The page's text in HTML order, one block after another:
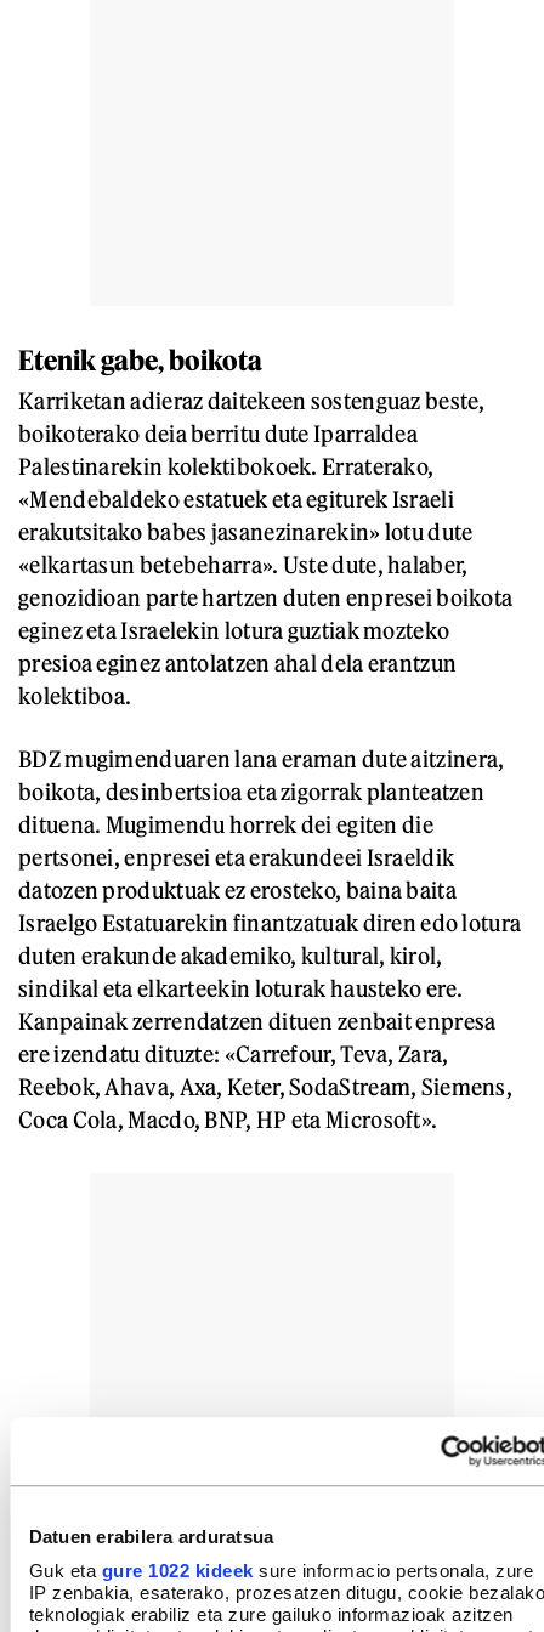
Datuen erabilera arduratsua
Guk eta gure 1022 kideek sure informacio pertsonala, zure
IP zenbakia, esaterako, prozesatzen ditugu, cookie bezalako
teknologiak erabiliz eta zure gailuko informazioak azitzen
Etenik gabe, boikota
Karriketan adieraz daitekeen sostenguaz beste,
boikoterako deia berritu dute Iparraldea
Palestinarekin kolektibokoek. Erraterako,
«Mendebaldeko estatuek eta egiturek Israeli
erakutsitako babes jasanezinarekin» lotu dute
«elkartasun betebeharra». Uste dute, halaber,
genozidioan parte hartzen duten enpresei boikota
eginez eta Israelekin lotura guztiak mozteko
presioa eginez antolatzen ahal dela erantzun
kolektiboa.
BDZ mugimenduaren lana eraman dute aitzinera,
boikota, desinbertsioa eta zigorrak planteatzen
dituena. Mugimendu horrek dei egiten die
pertsonei, enpresei eta erakundeei Israeldik
datozen produktuak ez erosteko, baina baita
Israelgo Estatuarekin finantzatuak diren edo lotura
duten erakunde akademiko, kultural, kirol,
sindikal eta elkarteekin loturak hausteko ere.
Kanpainak zerrendatzen dituen zenbait enpresa
ere izendatu dituzte: «Carrefour, Teva, Zara,
Reebok, Ahava, Axa, Keter, SodaStream, Siemens,
Coca Cola, Macdo, BNP, HP eta Microsoft».